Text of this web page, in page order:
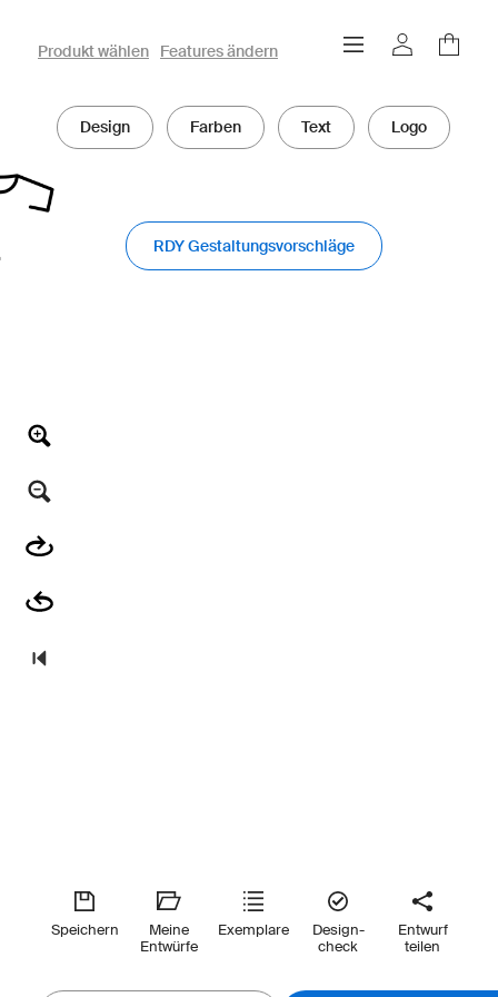
owayo 3D-Konfigurator
Produkt wählen Features ändern
Design Farben Text Logo
RDY Gestaltungsvorschläge
Speichern
Meine
Entwürfe
Exemplare
Design-
check
Entwurf
teilen